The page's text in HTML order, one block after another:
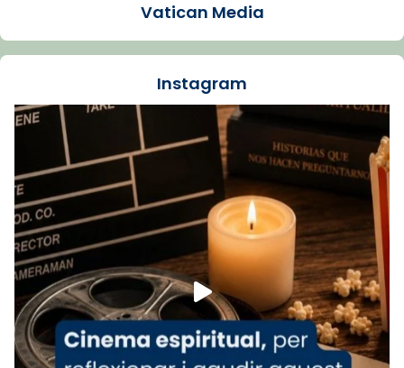
La Carmina va patir depressió. Fa gairebé
dos mesos, a l'Estadi Lluís Companys, la
Recupera l'entrevista comp
Vatican
tican News 👇
www.vaticannews.va/es/iglesia/news/2026-
07/carmina-historia-depresion-papa-viaje-
espana-testimoni...
Foto
View on Facebook · Share
Arquebisbat de Barcelona
2 weeks ago
Vatican Media
Instagram